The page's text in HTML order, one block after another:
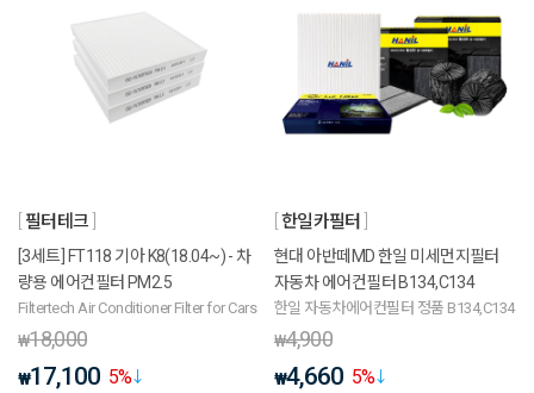
필터테크
[3세트] FT118 기아 K8(18.04~) - 차
량용 에어컨필터 PM2.5
Filtertech Air Conditioner Filter for Cars
₩18,000
₩17,100 5%
한일카필터
현대 아반떼MD 한일 미세먼지필터
자동차 에어컨필터 B134,C134
한일 자동차에어컨필터 정품 B134,C134
₩4,900
₩4,660 5%